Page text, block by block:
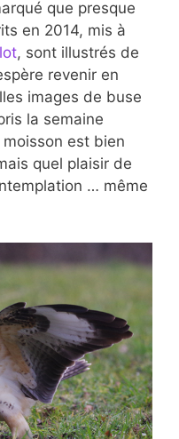
que presque
en 2014, mis à
, sont illustrés de
revenir en
images de buse
la semaine
est bien
quel plaisir de
… même